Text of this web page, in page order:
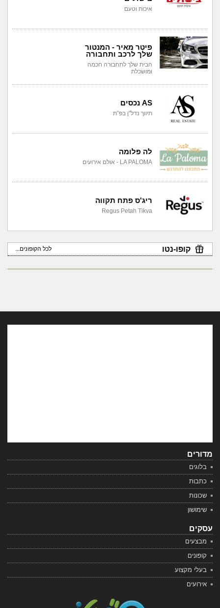
איכות וטעם
פיטר מאיר - המנטור
שלך לרכב ותחבורה
הבית שלך לתחבורה חכמה
ומושכלת
AS נכסים
תיווך נדל"ן בפ"ת
לה פלומה
LA PALOMA - אולם אירועים
ריג'ס פתח תקווה
Regus Petah Tikva
קופו-נטו לכל הקופונים...
מדורים
בלוגים
כתבות
שכונות
שימושון
עסקים
מבצעים
קופונים
בעלי מקצוע
אירועים